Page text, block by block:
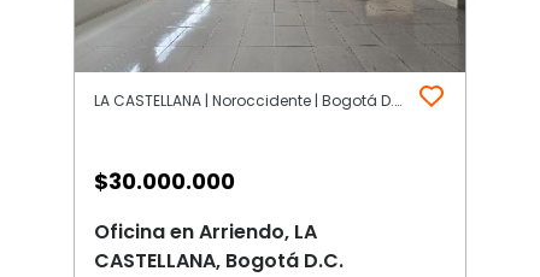
LA CASTELLANA | Noroccidente | Bogotá D.C.
$30.000.000
Oficina en Arriendo, LA
CASTELLANA, Bogotá D.C.